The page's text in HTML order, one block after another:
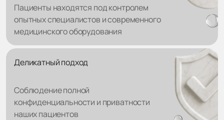
Пациенты находятся под контролем
опытных специалистов и современного
медицинского оборудования
Деликатный подход
Соблюдение полной
конфиденциальности и приватности
наших пациентов